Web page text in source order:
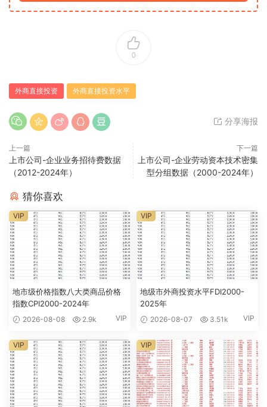
0
外商直接投资 外商直接投资水平
分享海报
上一篇
上市公司-企业业务招待费数据
（2012-2024年）
下一篇
上市公司-企业劳动资本技术密集
型分组数据（2000-2024年）
猜你喜欢
地市级价格指数八大类商品价格
指数CPI2000-2024年
2026-08-08 2.9k VIP
VIP
地级市外商投资水平FDI2000-
2025年
2026-08-07 3.51k VIP
VIP
VIP VIP